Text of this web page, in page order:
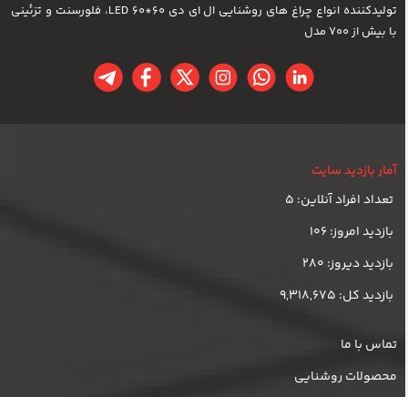
تولیدکننده انواع چراغ های روشنایی ال ای دی LED 60*60، فلورسنت و تزئینی
با بیش از 700 مدل
آمار بازدید سایت
تعداد افراد آنلاین: 5
بازدید امروز: 106
بازدید دیروز: 280
بازدید کل: 9,318,675
تماس با ما
محصولات روشنایی